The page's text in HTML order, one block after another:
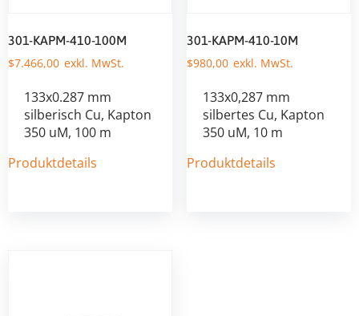
301-KAPM-410-100M
$7.466,00
133x0.287 mm
silberisch Cu, Kapton
350 uM, 100 m
Produktdetails
301-KAPM-410-10M
$980,00
133x0,287 mm
silbertes Cu, Kapton
350 uM, 10 m
Produktdetails